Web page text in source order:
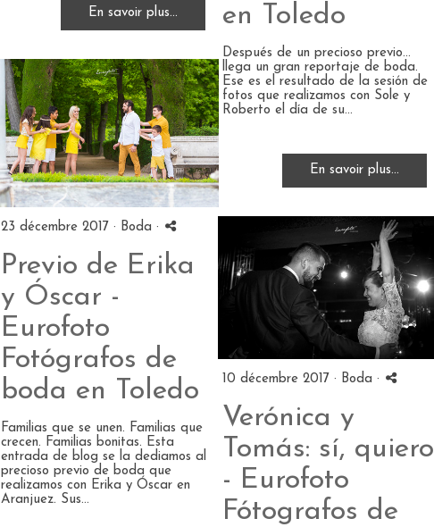
En savoir plus...
en Toledo
Después de un precioso previo...
llega un gran reportaje de boda.
Ese es el resultado de la sesión de
fotos que realizamos con Sole y
Roberto el día de su...
En savoir plus...
23 décembre 2017 · Boda ·
Previo de Erika
y Óscar -
Eurofoto
Fotógrafos de
boda en Toledo
Familias que se unen. Familias que
crecen. Familias bonitas. Esta
entrada de blog se la dediamos al
precioso previo de boda que
realizamos con Erika y Óscar en
Aranjuez. Sus...
10 décembre 2017 · Boda ·
Verónica y
Tomás: sí, quiero
- Eurofoto
Fótografos de